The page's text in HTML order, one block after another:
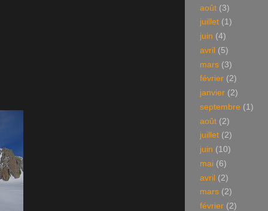
août (3)
juillet (1)
juin (4)
avril (5)
mars (3)
février (2)
janvier (2)
septembre (1)
août (2)
juillet (2)
juin (10)
mai (6)
avril (2)
mars (2)
février (2)